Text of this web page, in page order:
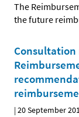
The
the future
Consultation
|20 September